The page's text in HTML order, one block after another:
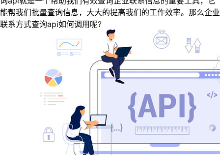
能帮我们批量查询信息，大大的提高我们的工作效率。那么企业
联系方式查询api如何调用呢?